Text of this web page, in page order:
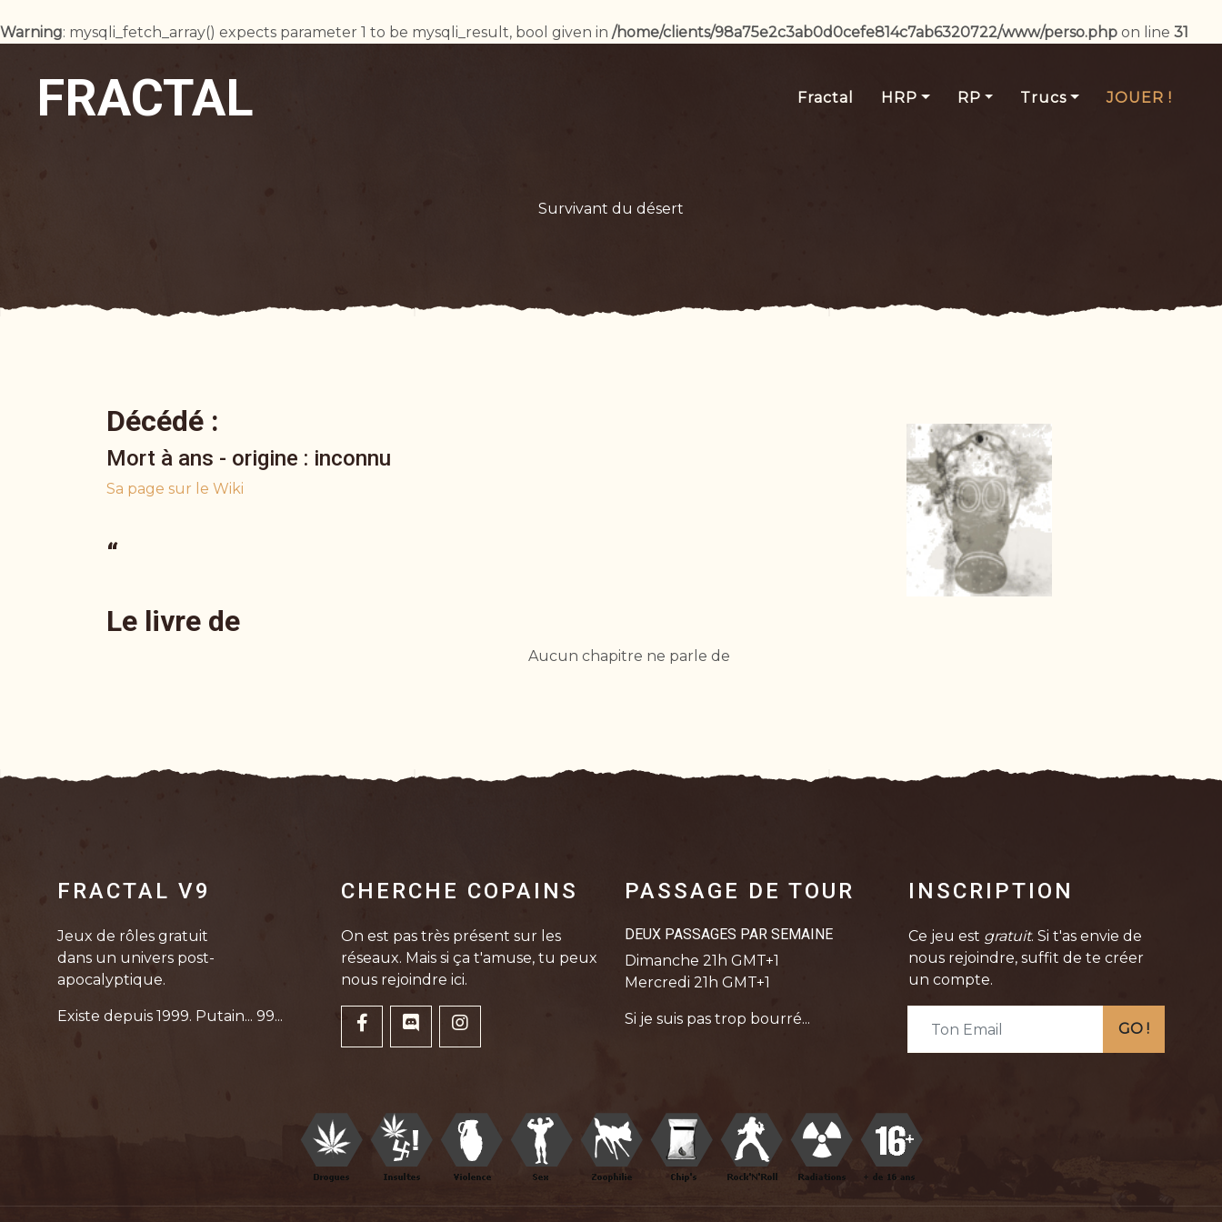
Warning: mysqli_fetch_array() expects parameter 1 to be mysqli_result, bool given in /home/clients/98a75e2c3ab0d0cefe814c7ab6320722/www/perso.php on line 31
FRACTAL Fractal HRP RP Trucs JOUER !
Survivant du désert
Décédé :
Mort à ans - origine : inconnu
Sa page sur le Wiki
“
Le livre de
Aucun chapitre ne parle de
FRACTAL V9
Jeux de rôles gratuit
dans un univers post-
apocalyptique.
Existe depuis 1999. Putain... 99...
CHERCHE COPAINS
On est pas très présent sur les
réseaux. Mais si ça t'amuse, tu peux
nous rejoindre ici.
PASSAGE DE TOUR
DEUX PASSAGES PAR SEMAINE
Dimanche 21h GMT+1
Mercredi 21h GMT+1
Si je suis pas trop bourré...
INSCRIPTION
Ce jeu est gratuit. Si t'as envie de
nous rejoindre, suffit de te créer
un compte.
GO !